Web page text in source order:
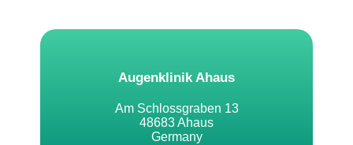
Augenklinik Ahaus
Am Schlossgraben 13
48683 Ahaus
Germany